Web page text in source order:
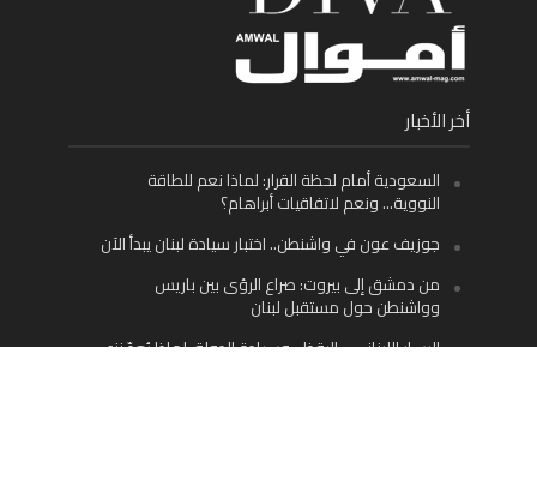
أخر الأخبار
السعودية أمام لحظة القرار: لماذا نعم للطاقة
النووية… ونعم لاتفاقيات أبراهام؟
جوزيف عون في واشنطن.. اختبار سيادة لبنان يبدأ الآن
من دمشق إلى بيروت: صراع الرؤى بين باريس
وواشنطن حول مستقبل لبنان
اليسار اللبناني «اليقظ» وسيادة الدولة: لماذا يُعدّ نزع